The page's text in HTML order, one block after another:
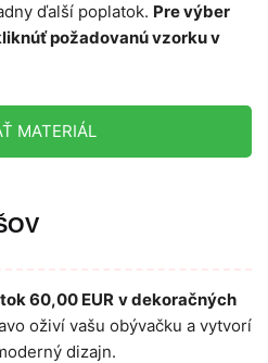
ďalší poplatok. Pre výber
požadovanú vzorku v
MATERIÁL
60,00 EUR v dekoračných
oživí vašu obývačku a vytvorí
dizajn.